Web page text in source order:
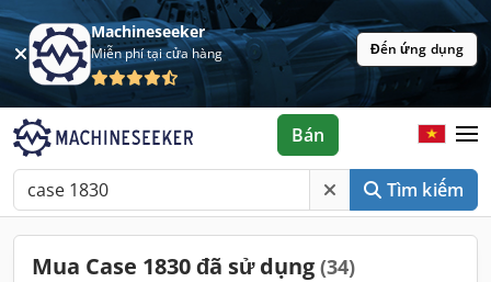
Machineseeker
Miễn phí tại cửa hàng Đến ứng dụng
Tìm kiếm
Bán
Mua Case 1830 đã sử dụng (34)